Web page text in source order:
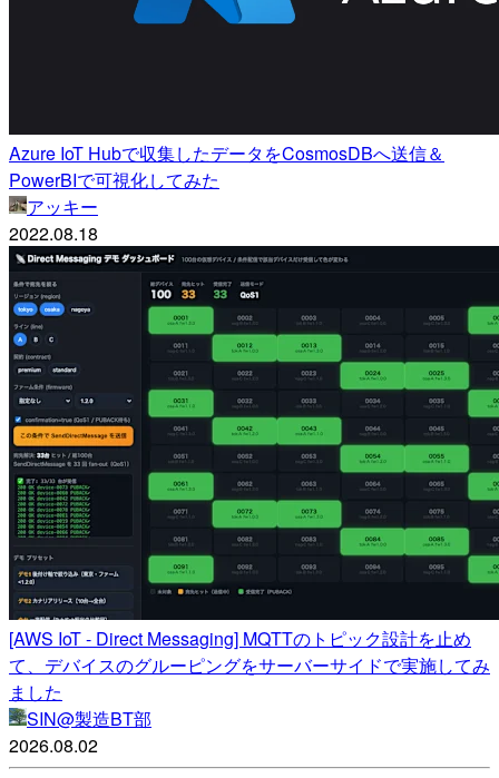
Azure IoT Hubで収集したデータをCosmosDBへ送信＆
PowerBIで可視化してみた
アッキー
2022.08.18
[AWS IoT - Direct Messaging] MQTTのトピック設計を止め
て、デバイスのグルーピングをサーバーサイドで実施してみ
ました
SIN@製造BT部
2026.08.02